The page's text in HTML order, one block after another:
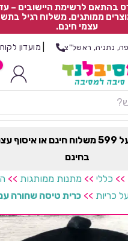
למוצרים ממותגים. משלוח רגיל
עצמי חינם.
נתניה, ראשל"צ מועדון
משלוח ב-35 ₪, מעל 599 משלוח חינם או
בחינם
>> כללי >> מתנות ממותגות >>
כריות >> כרית טיסה שחורה